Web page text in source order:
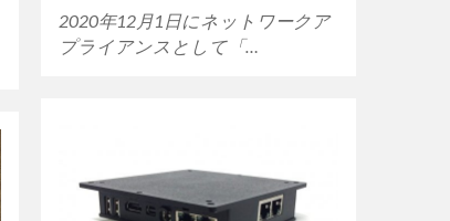
2020年12月1日にネットワークア
プライアンスとして「…